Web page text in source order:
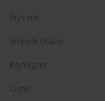
Frysere
Vinkøleskabe
Komfurer
Ovne